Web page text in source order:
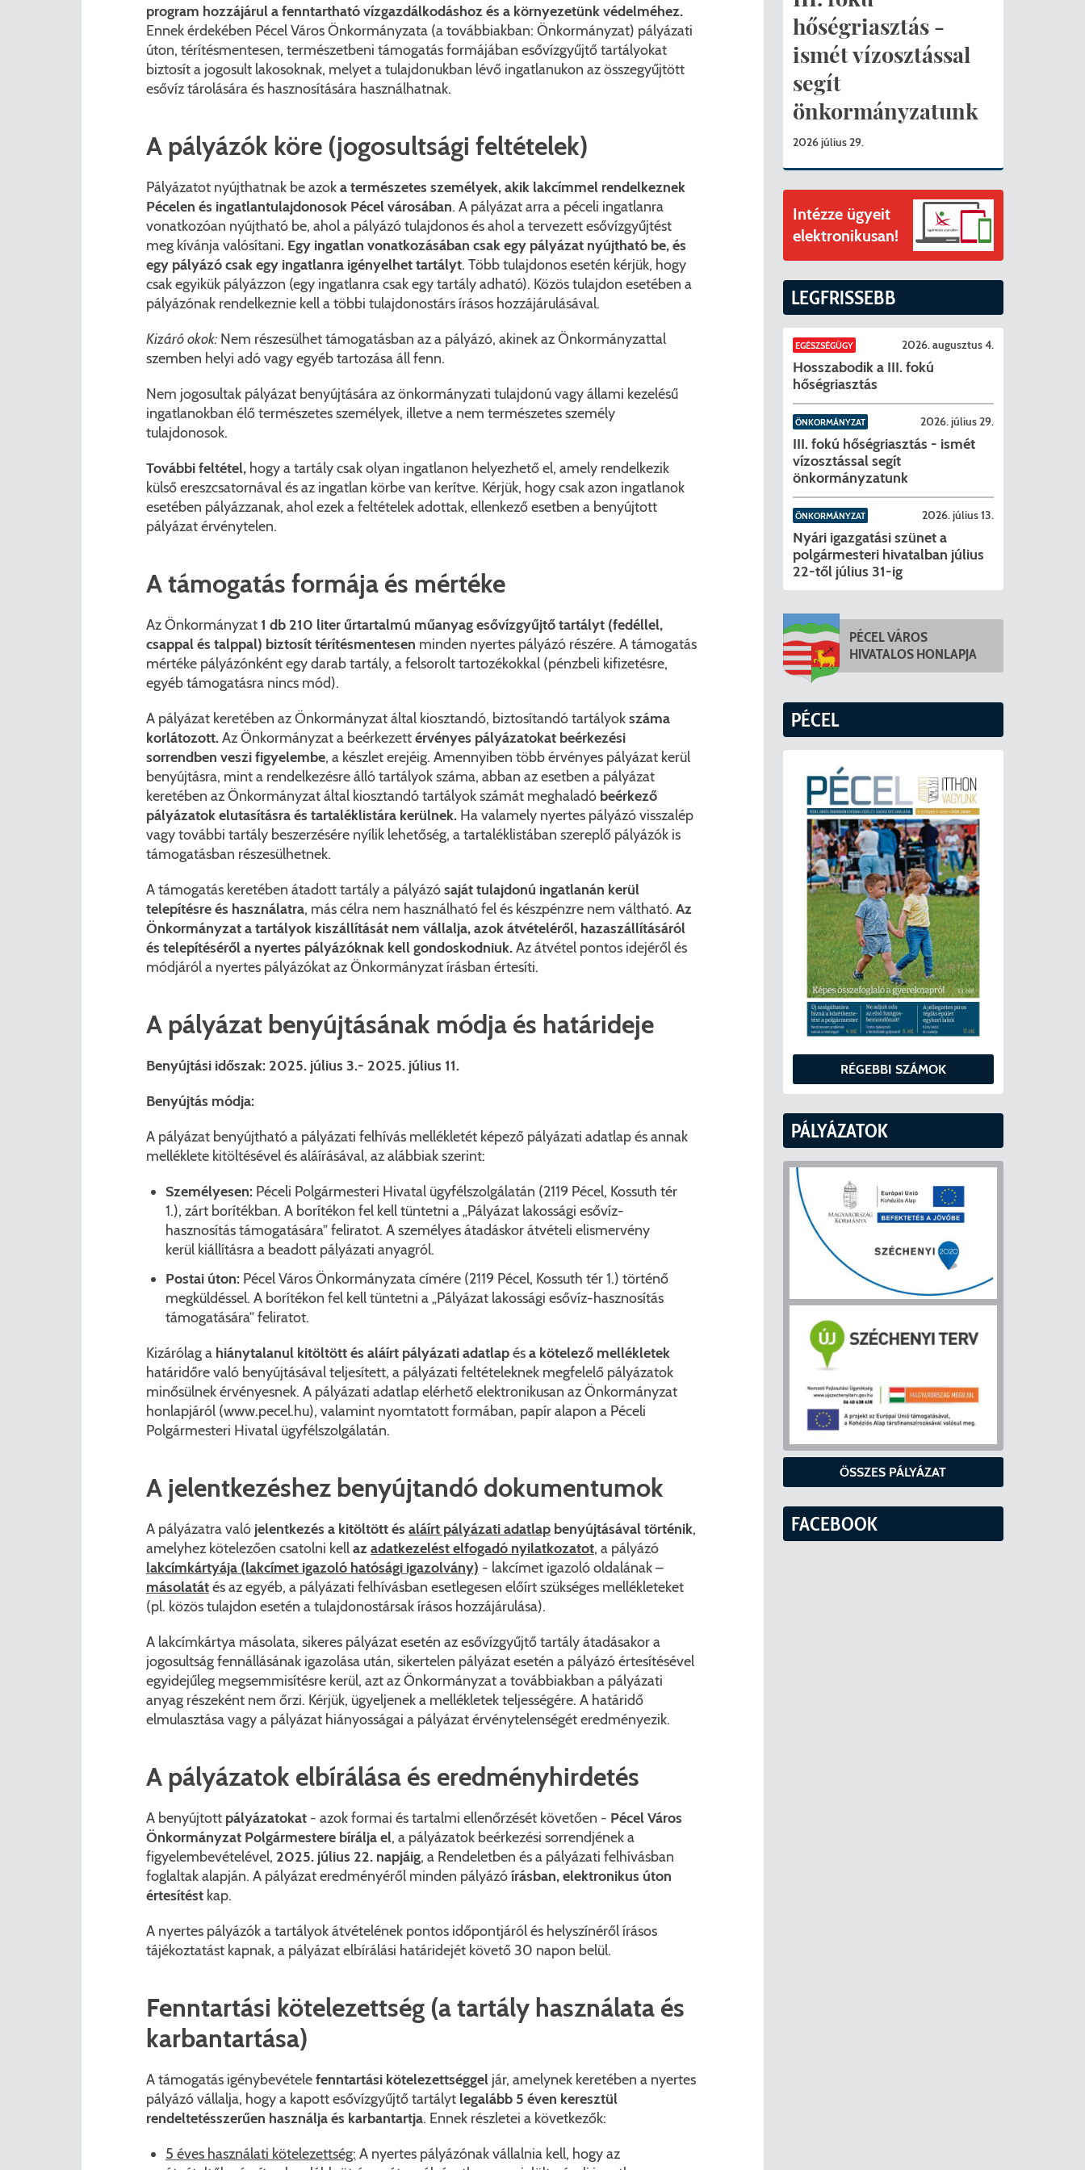
Komplex csapadékvíz-elvezetés korszerűsítése Pécelen II. ütem
Pécel Város Önkormányzata 250 000 000 Ft értékű támogatást nyert az alábbi projekt vonatkozásában.
Étkezési térítési díjak
Kapcsolat
program hozzájárul a fenntartható vízgazdálkodáshoz és a környezetünk védelméhez.
Ennek érdekében Pécel Város Önkormányzata (a továbbiakban: Önkormányzat) pályázati
úton, térítésmentesen, természetbeni támogatás formájában esővízgyűjtő tartályokat
biztosít a jogosult lakosoknak, melyet a tulajdonukban lévő ingatlanukon az összegyűjtött
esővíz tárolására és hasznosítására használhatnak.
A pályázók köre (jogosultsági feltételek)
Pályázatot nyújthatnak be azoka természetes személyek, akik lakcímmel rendelkeznek
Pécelen és ingatlantulajdonosok Pécel városában. A pályázat arra a péceli ingatlanra
vonatkozóan nyújtható be, ahol a pályázó tulajdonos és ahol a tervezett esővízgyűjtést
meg kívánja valósítani. Egy ingatlan vonatkozásában csak egy pályázat nyújtható be, és
egy pályázó csak egy ingatlanra igényelhet tartályt. Több tulajdonos esetén kérjük, hogy
csak egyikük pályázzon (egy ingatlanra csak egy tartály adható). Közös tulajdon esetében a
pályázónak rendelkeznie kell a többi tulajdonostárs írásos hozzájárulásával.
Kizáró okok:Nem részesülhet támogatásban az a pályázó, akinek az Önkormányzattal
szemben helyi adó vagy egyéb tartozása áll fenn.
Nem jogosultak pályázat benyújtására az önkormányzati tulajdonú vagy állami kezelésű
ingatlanokban élő természetes személyek, illetve a nem természetes személy
tulajdonosok.
További feltétel,hogy a tartály csak olyan ingatlanon helyezhető el, amely rendelkezik
külső ereszcsatornával és az ingatlan körbe van kerítve. Kérjük, hogy csak azon ingatlanok
esetében pályázzanak, ahol ezek a feltételek adottak, ellenkező esetben a benyújtott
pályázat érvénytelen.
A támogatás formája és mértéke
Az Önkormányzat 1 db 210 liter űrtartalmú műanyag esővízgyűjtő tartályt (fedéllel,
csappal és talppal) biztosít térítésmentesen minden nyertes pályázó részére. A támogatás
mértéke pályázónként egy darab tartály, a felsorolt tartozékokkal (pénzbeli kifizetésre,
egyéb támogatásra nincs mód).
A pályázat keretében az Önkormányzat által kiosztandó, biztosítandó tartályokszáma
korlátozott.Az Önkormányzat a beérkezettérvényes pályázatokat beérkezési
sorrendben veszi figyelembe, a készlet erejéig. Amennyiben több érvényes pályázat kerül
benyújtásra, mint a rendelkezésre álló tartályok száma, abban az esetben a pályázat
keretében az Önkormányzat által kiosztandó tartályok számát meghaladóbeérkező
pályázatok elutasításra és tartaléklistára kerülnek. Ha valamely nyertes pályázó visszalép
vagy további tartály beszerzésére nyílik lehetőség, a tartaléklistában szereplő pályázók is
támogatásban részesülhetnek.
A támogatás keretében átadott tartály a pályázósaját tulajdonú ingatlanán kerül
telepítésre és használatra, más célra nem használható fel és készpénzre nem váltható. Az
Önkormányzat a tartályok kiszállítását nem vállalja, azok átvételéről, hazaszállításáról
és telepítéséről a nyertes pályázóknak kell gondoskodniuk.Az átvétel pontos idejéről és
módjáról a nyertes pályázókat az Önkormányzat írásban értesíti.
A pályázat benyújtásának módja és határideje
Benyújtási időszak: 2025. július 3.- 2025. július 11.
Benyújtás módja:
A pályázat benyújtható a pályázati felhívás mellékletét képező pályázati adatlap és annak
melléklete kitöltésével és aláírásával, az alábbiak szerint:
Személyesen:Péceli Polgármesteri Hivatal ügyfélszolgálatán (2119 Pécel, Kossuth tér
1.), zárt borítékban. A borítékon fel kell tüntetni a „Pályázat lakossági esővíz-
hasznosítás támogatására” feliratot. A személyes átadáskor átvételi elismervény
kerül kiállításra a beadott pályázati anyagról.
Postai úton:Pécel Város Önkormányzata címére (2119 Pécel, Kossuth tér 1.) történő
megküldéssel. A borítékon fel kell tüntetni a „Pályázat lakossági esővíz-hasznosítás
támogatására” feliratot.
Kizárólag a hiánytalanul kitöltött és aláírt pályázati adatlapésa kötelező mellékletek
határidőre való benyújtásával teljesített, a pályázati feltételeknek megfelelő pályázatok
minősülnek érvényesnek. A pályázati adatlap elérhető elektronikusan az Önkormányzat
honlapjáról (www.pecel.hu), valamint nyomtatott formában, papír alapon a Péceli
Polgármesteri Hivatal ügyfélszolgálatán.
A jelentkezéshez benyújtandó dokumentumok
A pályázatra való jelentkezés a kitöltött és aláírt pályázati adatlapbenyújtásával történik,
amelyhez kötelezően csatolni kellazadatkezelést elfogadó nyilatkozatot, a pályázó
lakcímkártyája (lakcímet igazoló hatósági igazolvány) - lakcímet igazoló oldalának –
másolatátés az egyéb, a pályázati felhívásban esetlegesen előírt szükséges mellékleteket
(pl. közös tulajdon esetén a tulajdonostársak írásos hozzájárulása).
A lakcímkártya másolata, sikeres pályázat esetén az esővízgyűjtő tartály átadásakor a
jogosultság fennállásának igazolása után, sikertelen pályázat esetén a pályázó értesítésével
egyidejűleg megsemmisítésre kerül, azt az Önkormányzat a továbbiakban a pályázati
anyag részeként nem őrzi. Kérjük, ügyeljenek a mellékletek teljességére. A határidő
elmulasztása vagy a pályázat hiányosságai a pályázat érvénytelenségét eredményezik.
A pályázatok elbírálása és eredményhirdetés
A benyújtott pályázatokat- azok formai és tartalmi ellenőrzését követően - Pécel Város
Önkormányzat Polgármestere bírálja el, a pályázatok beérkezési sorrendjének a
figyelembevételével, 2025. július 22. napjáig, a Rendeletben és a pályázati felhívásban
foglaltak alapján. A pályázat eredményéről minden pályázóírásban, elektronikus úton
értesítéstkap.
A nyertes pályázók a tartályok átvételének pontos időpontjáról és helyszínéről írásos
tájékoztatást kapnak, a pályázat elbírálási határidejét követő 30 napon belül.
Fenntartási kötelezettség (a tartály használata és
karbantartása)
A támogatás igénybevételefenntartási kötelezettséggeljár, amelynek keretében a nyertes
pályázó vállalja, hogy a kapott esővízgyűjtő tartályt legalább 5 éven keresztül
rendeltetésszerűen használja és karbantartja. Ennek részletei a következők:
5 éves használati kötelezettség: A nyertes pályázónak vállalnia kell, hogy az
hőségriasztás -
ismét vízosztással
segít
önkormányzatunk
2026 július 29.
Intézze ügyeit
elektronikusan!
LEGFRISSEBB
EGÉSZSÉGÜGY 2026. augusztus 4.
Hosszabodik a III. fokú
hőségriasztás
ÖNKORMÁNYZAT 2026. július 29.
III. fokú hőségriasztás - ismét
vízosztással segít
önkormányzatunk
ÖNKORMÁNYZAT 2026. július 13.
Nyári igazgatási szünet a
polgármesteri hivatalban július
22-től július 31-ig
PÉCEL VÁROS
HIVATALOS HONLAPJA
PÉCEL
RÉGEBBI SZÁMOK
PÁLYÁZATOK
ÖSSZES PÁLYÁZAT
FACEBOOK